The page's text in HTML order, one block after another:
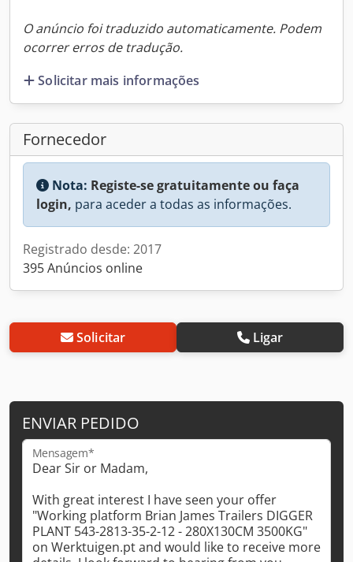
O anúncio foi traduzido automaticamente. Podem
ocorrer erros de tradução.
Solicitar mais informações
Fornecedor
Nota: Registe-se gratuitamente ou faça
login, para aceder a todas as informações.
Registrado desde: 2017
395 Anúncios online
Solicitar Ligar
ENVIAR PEDIDO
Mensagem*